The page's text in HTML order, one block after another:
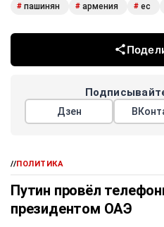
# пашинян # армения # ес
Дзен
//ПОЛИТИКА
Путин провёл
президентом ОАЭ